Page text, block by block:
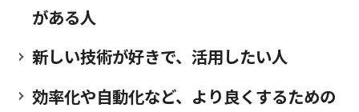
がある人
新しい技術が好きで、活用したい人
効率化や自動化など、より良くするための